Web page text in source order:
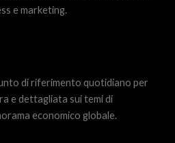
e marketing.
di riferimento quotidiano per
e dettagliata sui temi di
economico globale.